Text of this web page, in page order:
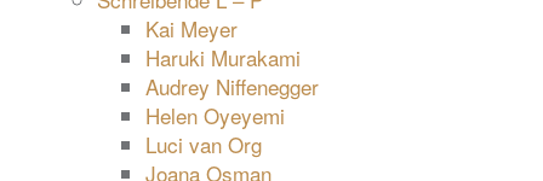
Kai Meyer
Haruki Murakami
Audrey Niffenegger
Helen Oyeyemi
Luci van Org
Joana Osman